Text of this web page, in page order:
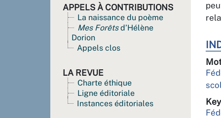
APPELS À CONTRIBUTIONS
La naissance du poème
Mes Forêtsd’Hélène
Dorion
Appels clos
LA REVUE
Charte éthique
Ligne éditoriale
Instances éditoriales